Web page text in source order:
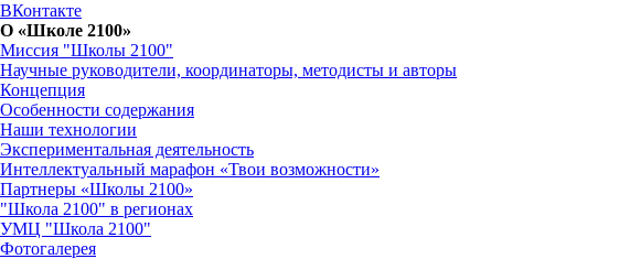
ВКонтакте
О «Школе 2100»
Миссия "Школы 2100"
Научные руководители, координаторы, методисты и авторы
Концепция
Особенности содержания
Наши технологии
Экспериментальная деятельность
Интеллектуальный марафон «Твои возможности»
Партнеры «Школы 2100»
"Школа 2100" в регионах
УМЦ "Школа 2100"
Фотогалерея